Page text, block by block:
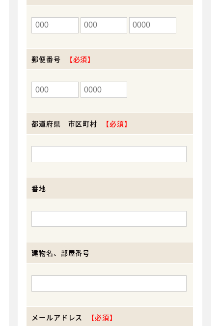
郵便番号
都道府県 市区町村
番地
建物名、部屋番号
メールアドレス